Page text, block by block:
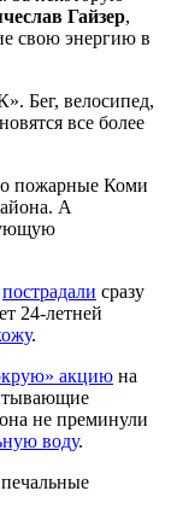
Гайзер,
свою энергию в
Бег, велосипед,
все более
пожарные Коми
А
пострадали сразу
24-летней
.
акцию на
не преминули
воду.